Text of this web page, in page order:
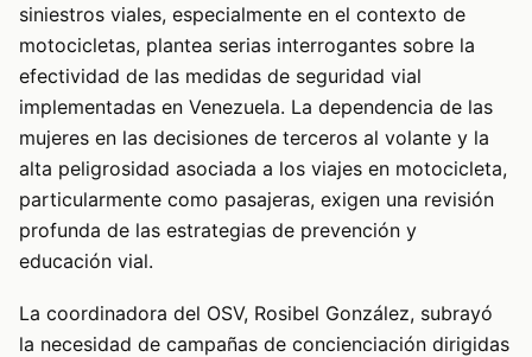
siniestros viales, especialmente en el contexto de
motocicletas, plantea serias interrogantes sobre la
efectividad de las medidas de seguridad vial
implementadas en Venezuela. La dependencia de las
mujeres en las decisiones de terceros al volante y la
alta peligrosidad asociada a los viajes en motocicleta,
particularmente como pasajeras, exigen una revisión
profunda de las estrategias de prevención y
educación vial.
La coordinadora del OSV, Rosibel González, subrayó
la necesidad de campañas de concienciación dirigidas